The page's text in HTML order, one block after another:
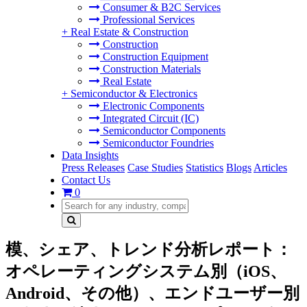
Consumer & B2C Services
Professional Services
+ Real Estate & Construction
Construction
Construction Equipment
Construction Materials
Real Estate
+ Semiconductor & Electronics
Electronic Components
Integrated Circuit (IC)
Semiconductor Components
Semiconductor Foundries
Data Insights
Press Releases Case Studies Statistics Blogs Articles
Contact Us
0
模、シェア、トレンド分析レポート：
オペレーティングシステム別（iOS、
Android、その他）、エンドユーザー別